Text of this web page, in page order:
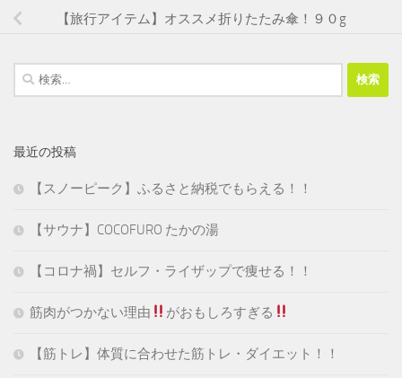
【旅行アイテム】オススメ折りたたみ傘！９０g
検
索:
最近の投稿
【スノーピーク】ふるさと納税でもらえる！！
【サウナ】COCOFURO たかの湯
【コロナ禍】セルフ・ライザップで痩せる！！
筋肉がつかない理由 がおもしろすぎる
【筋トレ】体質に合わせた筋トレ・ダイエット！！